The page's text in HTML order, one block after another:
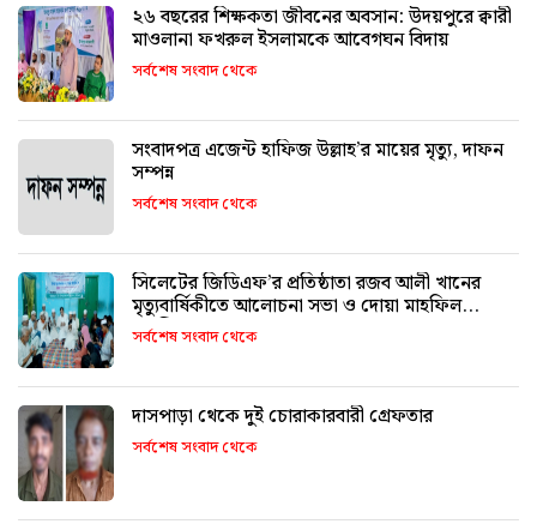
২৬ বছরের শিক্ষকতা জীবনের অবসান: উদয়পুরে ক্বারী
মাওলানা ফখরুল ইসলামকে আবেগঘন বিদায়
সর্বশেষ সংবাদ থেকে
সংবাদপত্র এজেন্ট হাফিজ উল্লাহ’র মায়ের মৃত্যু, দাফন
সম্পন্ন
সর্বশেষ সংবাদ থেকে
সিলেটের জিডিএফ’র প্রতিষ্ঠাতা রজব আলী খানের
মৃত্যুবার্ষিকীতে আলোচনা সভা ও দোয়া মাহফিল
অনুষ্ঠিত
সর্বশেষ সংবাদ থেকে
দাসপাড়া থেকে দুই চোরাকারবারী গ্রেফতার
সর্বশেষ সংবাদ থেকে